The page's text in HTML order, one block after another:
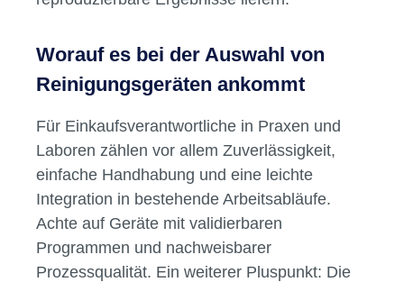
Kreuzkontaminationen. In der
Vordergrund. ImDentallaborkommt es auf
die zuverlässige Entfernung von Polierpasten,
Teams auf automatisierte Lösungen, die hohe
Durchsatzraten ermöglichen und gleichzeitig
reproduzierbare Ergebnisse liefern.
Worauf es bei der Auswahl von
Reinigungsgeräten ankommt